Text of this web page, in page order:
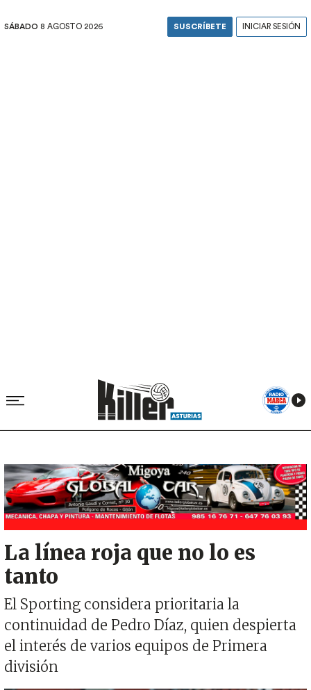
SÁBADO 8 AGOSTO 2026 SUSCRÍBETE INICIAR SESIÓN
Image
La línea roja que no lo es
tanto
El Sporting considera prioritaria la
continuidad de Pedro Díaz, quien despierta
el interés de varios equipos de Primera
división